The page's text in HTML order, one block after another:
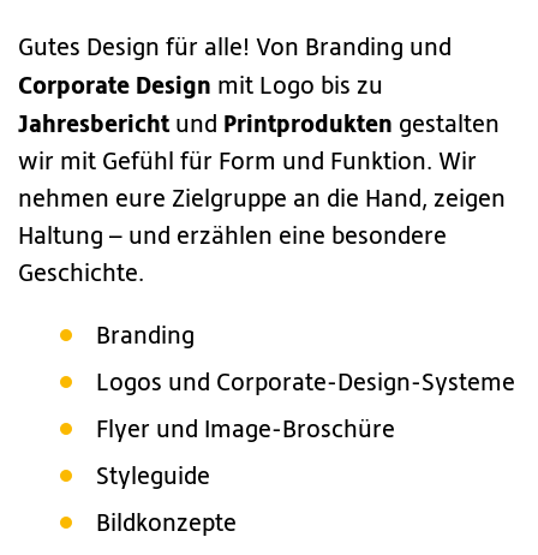
Gutes Design für alle! Von Branding und
Corporate Design mit Logo bis zu
Jahresberichtund Printprodukten gestalten
wir mit Gefühl für Form und Funktion. Wir
nehmen eure Zielgruppe an die Hand, zeigen
Haltung – und erzählen eine besondere
Geschichte.
Branding
Logos und Corporate-Design-Systeme
Flyer und Image-Broschüre
Styleguide
Bildkonzepte